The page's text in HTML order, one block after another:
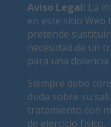
Aviso Legal: La
en este sitio Web
pretende sustituir
necesidad de un
para una
Siempre debe
duda sobre su
tratamiento con
de ejercicio físico.